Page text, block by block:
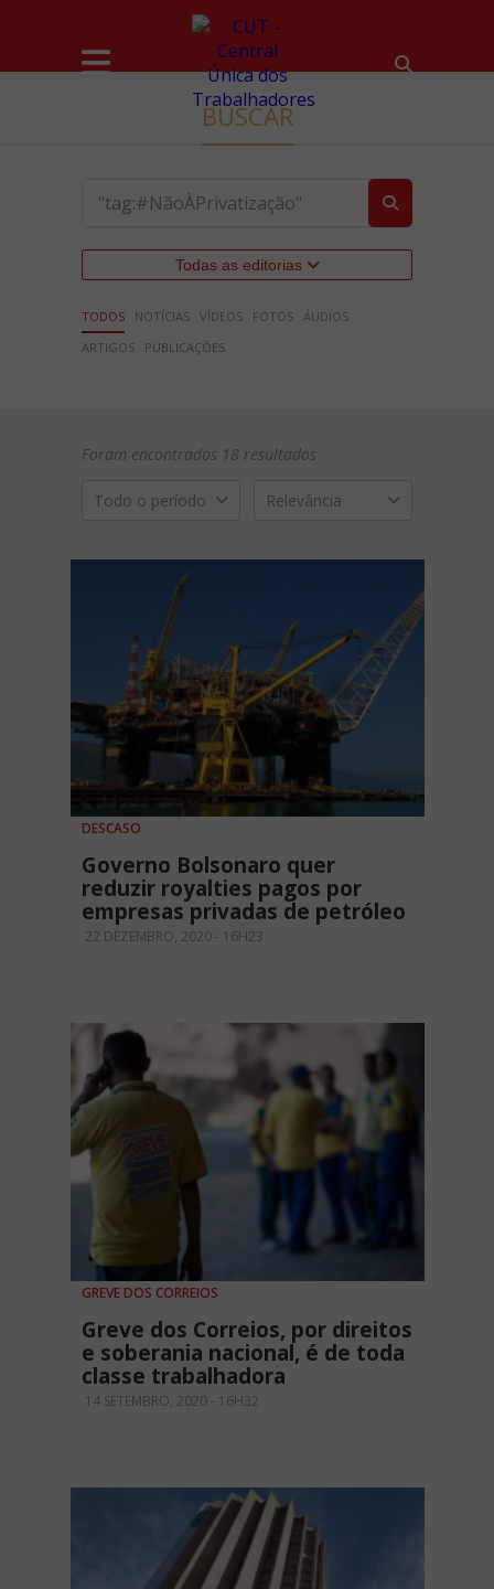
BUSCAR
Todas as editorias
TODOS NOTÍCIAS VÍDEOS FOTOS ÁUDIOS
ARTIGOS
PUBLICAÇÕES
Foram encontrados 18 resultados
Todo o período Relevância
DESCASO
Governo Bolsonaro quer
reduzir royalties pagos por
empresas privadas de petróleo
22 DEZEMBRO, 2020 - 16H23
GREVE DOS CORREIOS
Greve dos Correios, por direitos
e soberania nacional, é de toda
classe trabalhadora
14 SETEMBRO, 2020 - 16H32